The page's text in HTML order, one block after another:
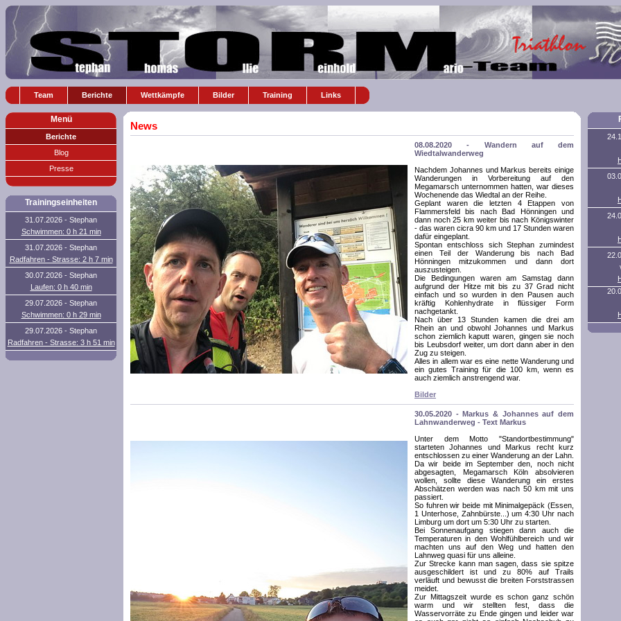
Team Berichte Wettkämpfe Bilder Training Links
Menü
Berichte
Blog
Presse
Trainingseinheiten
31.07.2026 - Stephan
Schwimmen: 0 h 21 min
31.07.2026 - Stephan
Radfahren - Strasse: 2 h 7 min
30.07.2026 - Stephan
Laufen: 0 h 40 min
29.07.2026 - Stephan
Schwimmen: 0 h 29 min
29.07.2026 - Stephan
Radfahren - Strasse: 3 h 51 min
News
08.08.2020 - Wandern auf dem
Wiedtalwanderweg
Nachdem Johannes und Markus bereits einige
Wanderungen in Vorbereitung auf den
Megamarsch unternommen hatten, war dieses
Wochenende das Wiedtal an der Reihe.
Geplant waren die letzten 4 Etappen von
Flammersfeld bis nach Bad Hönningen und
dann noch 25 km weiter bis nach Königswinter
- das waren cicra 90 km und 17 Stunden waren
dafür eingeplant.
Spontan entschloss sich Stephan zumindest
einen Teil der Wanderung bis nach Bad
Hönningen mitzukommen und dann dort
auszusteigen.
Die Bedingungen waren am Samstag dann
aufgrund der Hitze mit bis zu 37 Grad nicht
einfach und so wurden in den Pausen auch
kräftig Kohlenhydrate in flüssiger Form
nachgetankt.
Nach über 13 Stunden kamen die drei am
Rhein an und obwohl Johannes und Markus
schon ziemlich kaputt waren, gingen sie noch
bis Leubsdorf weiter, um dort dann aber in den
Zug zu steigen.
Alles in allem war es eine nette Wanderung und
ein gutes Training für die 100 km, wenn es
auch ziemlich anstrengend war.
Bilder
30.05.2020 - Markus & Johannes auf dem
Lahnwanderweg - Text Markus
Unter dem Motto "Standortbestimmung"
starteten Johannes und Markus recht kurz
entschlossen zu einer Wanderung an der Lahn.
Da wir beide im September den, noch nicht
abgesagten, Megamarsch Köln absolvieren
wollen, sollte diese Wanderung ein erstes
Abschätzen werden was nach 50 km mit uns
passiert.
So fuhren wir beide mit Minimalgepäck (Essen,
1 Unterhose, Zahnbürste...) um 4:30 Uhr nach
Limburg um dort um 5:30 Uhr zu starten.
Bei Sonnenaufgang stiegen dann auch die
Temperaturen in den Wohlfühlbereich und wir
machten uns auf den Weg und hatten den
Lahnweg quasi für uns alleine.
Zur Strecke kann man sagen, dass sie spitze
ausgeschildert ist und zu 80% auf Trails
verläuft und bewusst die breiten Forststrassen
meidet.
Zur Mittagszeit wurde es schon ganz schön
warm und wir stellten fest, dass die
Wasservorräte zu Ende gingen und leider war